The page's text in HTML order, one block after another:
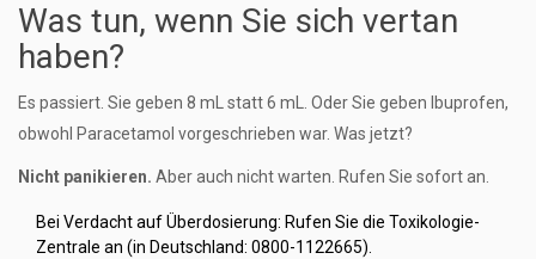
Was tun, wenn Sie sich vertan
haben?
Es passiert. Sie geben 8 mL statt 6 mL. Oder Sie geben Ibuprofen,
obwohl Paracetamol vorgeschrieben war. Was jetzt?
Nicht panikieren. Aber auch nicht warten. Rufen Sie sofort an.
Bei Verdacht auf Überdosierung: Rufen Sie die Toxikologie-
Zentrale an (in Deutschland: 0800-1122665).